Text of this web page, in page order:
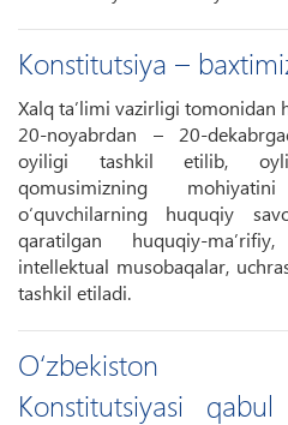
Konstitutsiya –
Xalq ta’limi vazirligi tomonidan
20-noyabrdan – 20-
oyiligi tashkil etilib,
qomusimizning
o‘quvchilarning huquqiy
qaratilgan huquqiy-
intellektual musobaqalar,
tashkil etiladi.
O‘zbekiston
Konstitutsiyasi